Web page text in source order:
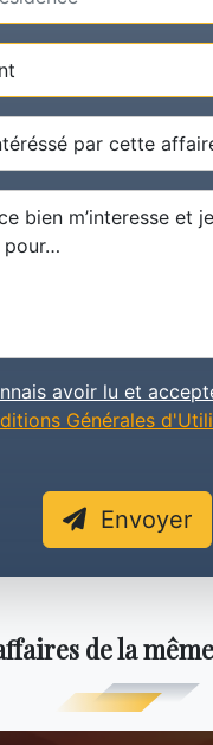
avoir lu et
Générales
Envoyer
de la